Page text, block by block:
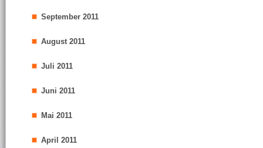
September 2011
August 2011
Juli 2011
Juni 2011
Mai 2011
April 2011